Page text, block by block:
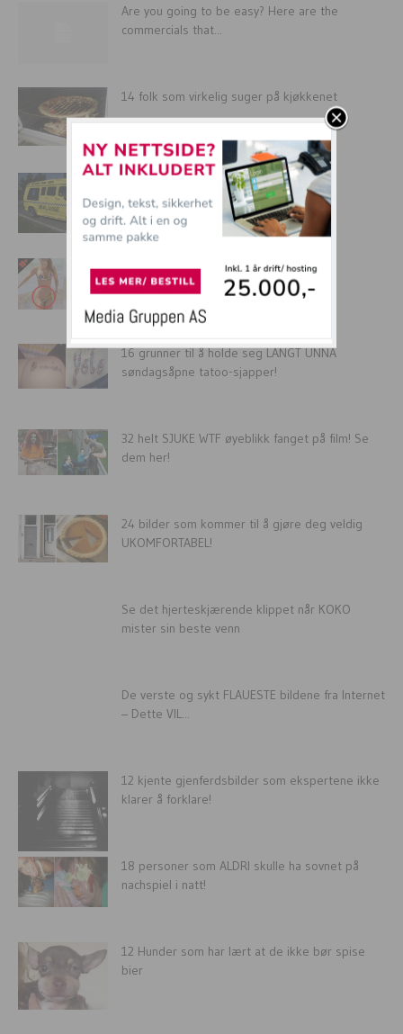
Are you going to be easy? Here are the
commercials that...
14 folk som virkelig suger på kjøkkenet
Rå og morsomme russebiler fra Norge
18 ÅR: De flaueste kjendistabbene. Når
puppene faller ut på den...
16 grunner til å holde seg LANGT UNNA
søndagsåpne tatoo-sjapper!
32 helt SJUKE WTF øyeblikk fanget på film! Se
dem her!
24 bilder som kommer til å gjøre deg veldig
UKOMFORTABEL!
Se det hjerteskjærende klippet når KOKO
mister sin beste venn
De verste og sykt FLAUESTE bildene fra Internet
– Dette VIL...
12 kjente gjenferdsbilder som ekspertene ikke
klarer å forklare!
18 personer som ALDRI skulle ha sovnet på
nachspiel i natt!
12 Hunder som har lært at de ikke bør spise
bier